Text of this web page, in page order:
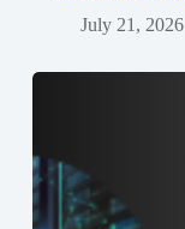
July 21, 2026